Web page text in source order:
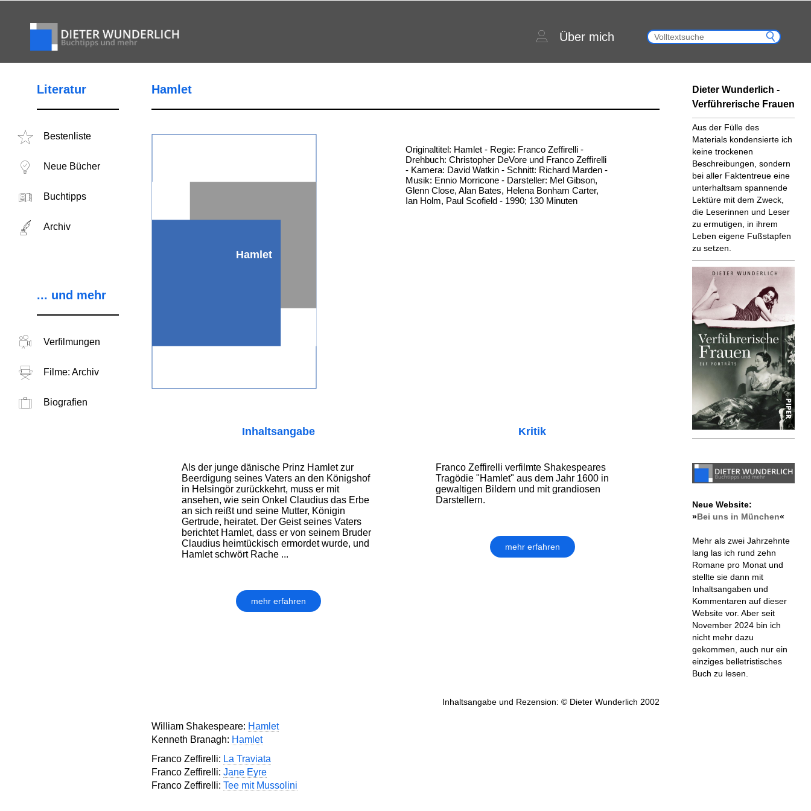
Über mich
Literatur
Bestenliste
Neue Bücher
Buchtipps
Archiv
... und mehr
Verfilmungen
Filme: Archiv
Biografien
Hamlet
Hamlet
Originaltitel: Hamlet - Regie: Franco Zeffirelli -
Drehbuch: Christopher DeVore und Franco Zeffirelli
- Kamera: David Watkin - Schnitt: Richard Marden -
Musik: Ennio Morricone - Darsteller: Mel Gibson,
Glenn Close, Alan Bates, Helena Bonham Carter,
Ian Holm, Paul Scofield - 1990; 130 Minuten
Inhaltsangabe
Als der junge dänische Prinz Hamlet zur
Beerdigung seines Vaters an den Königshof
in Helsingör zurückkehrt, muss er mit
ansehen, wie sein Onkel Claudius das Erbe
an sich reißt und seine Mutter, Königin
Gertrude, heiratet. Der Geist seines Vaters
berichtet Hamlet, dass er von seinem Bruder
Claudius heimtückisch ermordet wurde, und
Hamlet schwört Rache ...
mehr erfahren
Kritik
Franco Zeffirelli verfilmte Shakespeares
Tragödie "Hamlet" aus dem Jahr 1600 in
gewaltigen Bildern und mit grandiosen
Darstellern.
mehr erfahren
Inhaltsangabe und Rezension: © Dieter Wunderlich 2002
William Shakespeare: Hamlet
Kenneth Branagh: Hamlet
Franco Zeffirelli: La Traviata
Franco Zeffirelli: Jane Eyre
Franco Zeffirelli: Tee mit Mussolini
Dieter Wunderlich -
Verführerische Frauen
Aus der Fülle des
Materials kondensierte ich
keine trockenen
Beschreibungen, sondern
bei aller Faktentreue eine
unterhaltsam spannende
Lektüre mit dem Zweck,
die Leserinnen und Leser
zu ermutigen, in ihrem
Leben eigene Fußstapfen
zu setzen.
Neue Website:
»Bei uns in München«
Mehr als zwei Jahrzehnte
lang las ich rund zehn
Romane pro Monat und
stellte sie dann mit
Inhaltsangaben und
Kommentaren auf dieser
Website vor. Aber seit
November 2024 bin ich
nicht mehr dazu
gekommen, auch nur ein
einziges belletristisches
Buch zu lesen.